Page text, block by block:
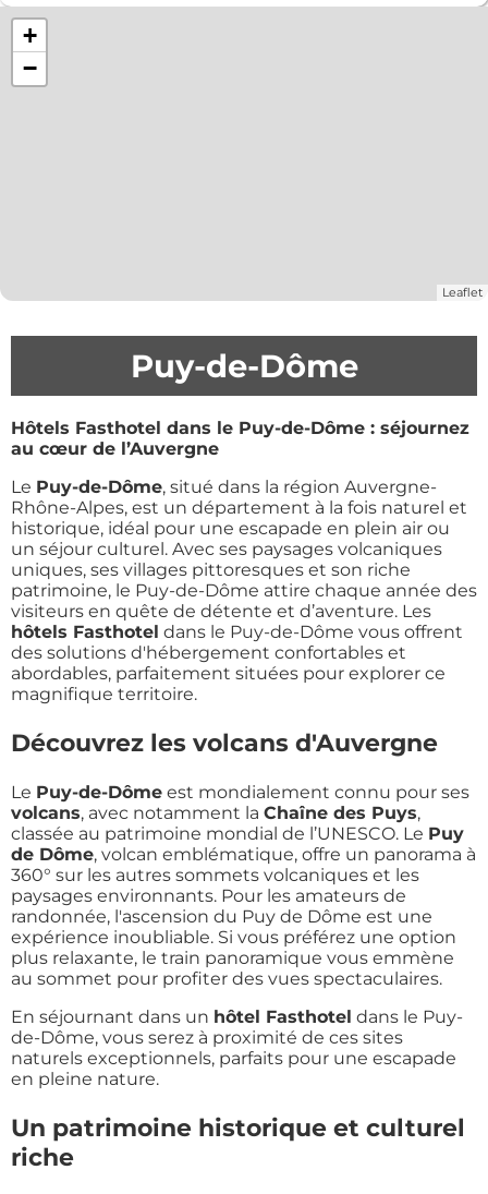
+
−
Leaflet
Puy-de-Dôme
Hôtels Fasthotel dans le Puy-de-Dôme : séjournez
au cœur de l’Auvergne
Le Puy-de-Dôme, situé dans la région Auvergne-
Rhône-Alpes, est un département à la fois naturel et
historique, idéal pour une escapade en plein air ou
un séjour culturel. Avec ses paysages volcaniques
uniques, ses villages pittoresques et son riche
patrimoine, le Puy-de-Dôme attire chaque année des
visiteurs en quête de détente et d’aventure. Les
hôtels Fasthotel dans le Puy-de-Dôme vous offrent
des solutions d'hébergement confortables et
abordables, parfaitement situées pour explorer ce
magnifique territoire.
Découvrez les volcans d'Auvergne
Le Puy-de-Dôme est mondialement connu pour ses
volcans, avec notamment la Chaîne des Puys,
classée au patrimoine mondial de l’UNESCO. Le Puy
de Dôme, volcan emblématique, offre un panorama à
360° sur les autres sommets volcaniques et les
paysages environnants. Pour les amateurs de
randonnée, l'ascension du Puy de Dôme est une
expérience inoubliable. Si vous préférez une option
plus relaxante, le train panoramique vous emmène
au sommet pour profiter des vues spectaculaires.
En séjournant dans un hôtel Fasthotel dans le Puy-
de-Dôme, vous serez à proximité de ces sites
naturels exceptionnels, parfaits pour une escapade
en pleine nature.
Un patrimoine historique et culturel
riche